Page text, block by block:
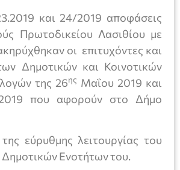
και 24/2019 αποφάσεις
Πρωτοδικείου Λασιθίου με
οι επιτυχόντες και
Δημοτικών και Κοινοτικών
της 26ης Μαΐου 2019 και
2019 που αφορούν στο Δήμο
εύρυθμης λειτουργίας του
Ενοτήτων του.